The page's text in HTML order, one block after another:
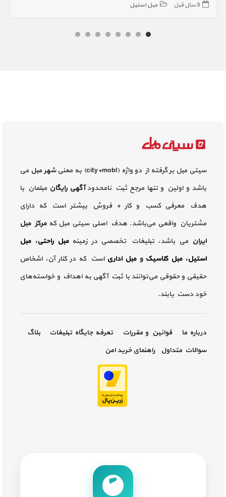
3 سال قبل مبل استیل
سیتی مبل بر گرفته از دو واژه (city+mobl) به معنی شهر مبل می
باشد و اولین و تنها مرجع ثبت نامحدودآگهی رایگان مبلمان با
هدف معرفی کسب و کار + فروش بیشتر است که دارای
مشتریان واقعی می‌باشد. هدف اصلی سیتی مبل کهمرکز مبل
ایران می باشد، تبلیغات تخصصی در زمینه مبل راحتی،مبل
استیل،مبل کلاسیک ومبل اداری است که در کنار آن، اشخاص
حقیقی و حقوقی می‌توانند با ثبت آگهی به اهداف و خواسته‌های
خود دست یابند.
درباره ما قوانین و مقررات تعرفه جایگاه تبلیغات
بلاگ
سوالات متداول
راهنمای خرید امن